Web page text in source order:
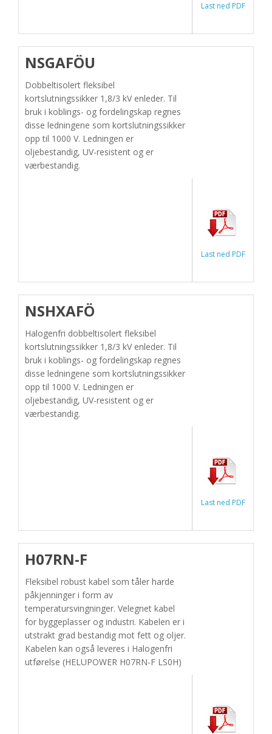
Last ned PDF
NSGAFÖU
Dobbeltisolert fleksibel
kortslutningssikker 1,8/3 kV enleder. Til
bruk i koblings- og fordelingskap regnes
disse ledningene som kortslutningssikker
opp til 1000 V. Ledningen er
oljebestandig, UV-resistent og er
værbestandig.
Last ned PDF
NSHXAFÖ
Halogenfri dobbeltisolert fleksibel
kortslutningssikker 1,8/3 kV enleder. Til
bruk i koblings- og fordelingskap regnes
disse ledningene som kortslutningssikker
opp til 1000 V. Ledningen er
oljebestandig, UV-resistent og er
værbestandig.
Last ned PDF
H07RN-F
Fleksibel robust kabel som tåler harde
påkjenninger i form av
temperatursvingninger. Velegnet kabel
for byggeplasser og industri. Kabelen er i
utstrakt grad bestandig mot fett og oljer.
Kabelen kan også leveres i Halogenfri
utførelse (HELUPOWER H07RN-F LS0H)